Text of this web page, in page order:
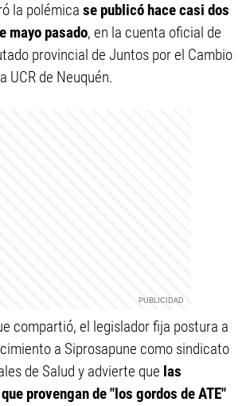
la polémica se publicó hace casi dos
mayo pasado, en la cuenta oficial de
provincial de Juntos por el Cambio
UCR de Neuquén.
compartió, el legislador fija postura a
a Siprosapune como sindicato
de Salud y advierte que las
provengan de "los gordos de ATE"